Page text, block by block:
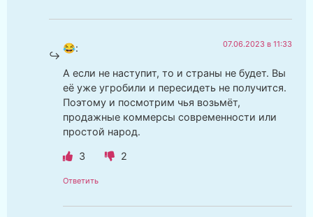
😂: 07.06.2023 в 11:33
А если не наступит, то и страны не будет. Вы
её уже угробили и пересидеть не получится.
Поэтому и посмотрим чья возьмёт,
продажные коммерсы современности или
простой народ.
3 2
Ответить